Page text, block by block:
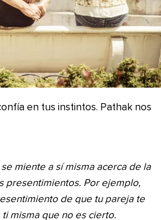
en tus instintos. Pathak nos
miente a sí misma acerca de la
presentimientos. Por ejemplo,
de que tu pareja te
misma que no es cierto.